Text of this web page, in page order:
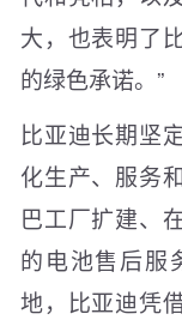
大，也表明了
的绿色承诺。”
比亚迪长期坚
化生产、服务
巴工厂扩建、
的电池售后服
地，比亚迪凭